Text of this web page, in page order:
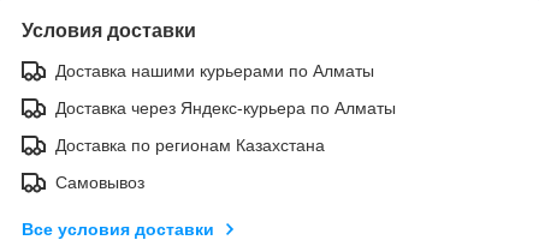
Условия доставки
Доставка нашими курьерами по Алматы
Доставка через Яндекс-курьера по Алматы
Доставка по регионам Казахстана
Самовывоз
Все условия доставки